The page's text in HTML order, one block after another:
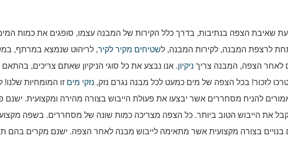
שאיבת הצפה בנתיבות, בדרך כלל הקירות של המבנה עצמו, סופגים את כמות
לרצפת המבנה, לקירות המבנה, לשטיחים מקיר לקיר, לריהוט שנמצא במרתף,
לאחר הצפה, המבנה צריך ניקיון. אנו נבצע את כל סוגי הניקיון שאתם צריכים, בהתאם
לזכור! בכל הצפה של מים כמעט לכל מבנה נגרם נזק, נזקי מים זו המומחיות
להניח מסחררים אשר יבצעו את פעולת הייבוש בצורה מהירה ומקצועית. ישנם
את הייבוש הטוב ביותר. כל הצפה מצריכה כמות שונה של מסחררים. בשפה
בנויים בצורה מקצועית אשר מתאימה לייבוש מבנה לאחר הצפה. ישנם מקרים בהם